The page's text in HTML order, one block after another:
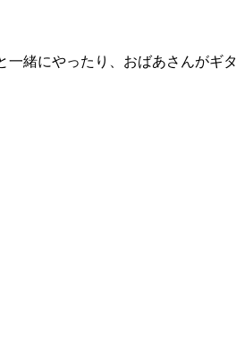
緒にやったり、おばあさんがギ